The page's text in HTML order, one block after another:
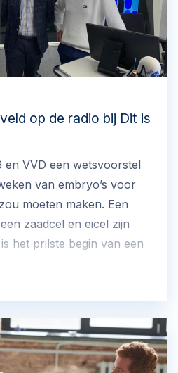
op de radio bij Dit is
en VVD een wetsvoorstel
van embryo’s voor
moeten maken. Een
zaadcel en eicel zijn
het prilste begin van een